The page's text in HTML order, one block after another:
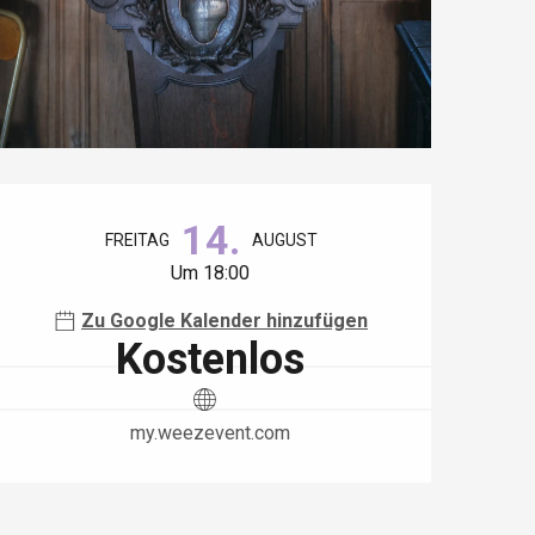
FREITAG 14. AUGUST
Um 18:00
Zu Google Kalender hinzufügen
Kostenlos
my.weezevent.com